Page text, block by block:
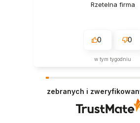
Rzetelna firma
0 0
w tym tygodniu
zebranych i